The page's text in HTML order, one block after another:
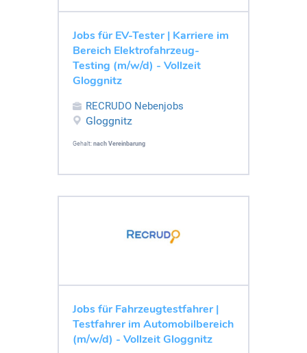
Jobs für EV-Tester | Karriere im
Bereich Elektrofahrzeug-
Testing (m/w/d) - Vollzeit
Gloggnitz
RECRUDO Nebenjobs
Gloggnitz
Gehalt: nach Vereinbarung
Jobs für Fahrzeugtestfahrer |
Testfahrer im Automobilbereich
(m/w/d) - Vollzeit Gloggnitz